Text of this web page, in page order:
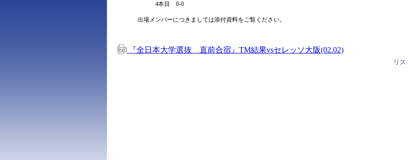
4本目 0-0
出場メンバーにつきましては添付資料をご覧ください。
『全日本大学選抜 直前合宿』TM結果vsセレッソ大阪(02.02)
リス